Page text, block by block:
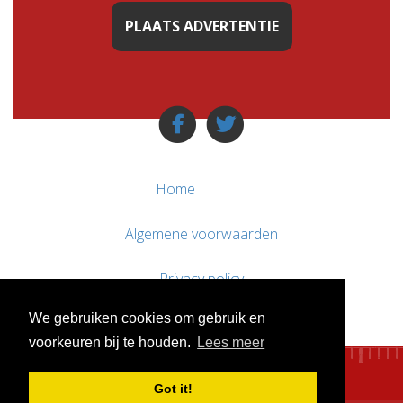
We gebruiken cookies om gebruik en
voorkeuren bij te houden.
Lees meer
Got it!
PLAATS ADVERTENTIE
Home
Algemene voorwaarden
Privacy policy
Contact / Support